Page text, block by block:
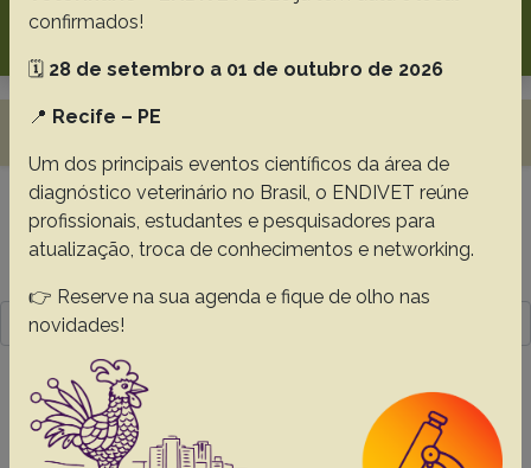
Toggle navigation
Resultado da pesquisa (1)
Termo utilizado na pesquisa
the aim of this study was to describe and correlate clinical
#1 -
Clinical-laboratory evaluation of
overweight and obese cats seen in routine
clinical practice
confirmados!
🗓️ 28 de setembro a 01 de outubro de 2026
📍 Recife – PE
Um dos principais eventos científicos da área de
diagnóstico veterinário no Brasil, o ENDIVET reúne
profissionais, estudantes e pesquisadores para
atualização, troca de conhecimentos e networking.
👉 Reserve na sua agenda e fique de olho nas
novidades!